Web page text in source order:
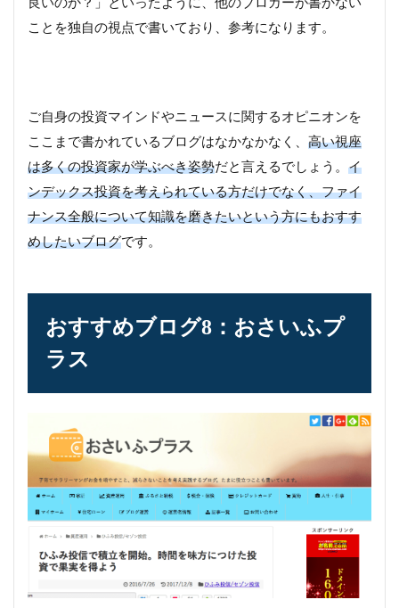
ことを独自の視点で書いており、参考になります。
ご自身の投資マインドやニュースに関するオピニオンを
ここまで書かれているブログはなかなかなく、 高い視座
は多くの投資家が学ぶべき姿勢だと言えるでしょう。 イ
ンデックス投資を考えられている方だけでなく、ファイ
ナンス全般について知識を磨きたいという方にもおすす
めしたいブログです。
おすすめブログ8：おさいふプ
ラス